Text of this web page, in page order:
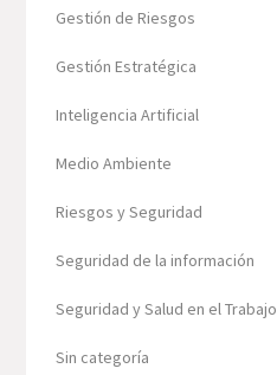
Gestión de Riesgos
Gestión Estratégica
Inteligencia Artificial
Medio Ambiente
Riesgos y Seguridad
Seguridad de la información
Seguridad y Salud en el Trabajo
Sin categoría